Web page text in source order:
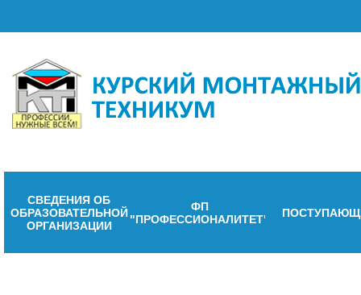
СВЕДЕНИЯ ОБ
ОБРАЗОВАТЕЛЬНОЙ
ОРГАНИЗАЦИИ
ФП
"ПРОФЕССИОНАЛИТЕТ"